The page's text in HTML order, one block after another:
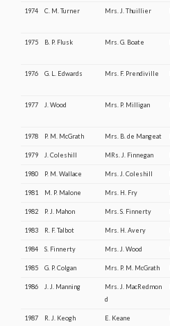
1974 C. M. Turner Mrs. J. Thuillier
1975 B. P. Flusk Mrs. G. Boate
1976 G. L. Edwards Mrs. F. Prendiville
1977 J. Wood Mrs. P. Milligan
1978 P. M. McGrath Mrs. B. de Mangeat
1979 J. Coleshill MRs. J. Finnegan
1980 P. M. Wallace Mrs. J. Coleshill
1981 M. P. Malone Mrs. H. Fry
1982 P. J. Mahon Mrs. S. Finnerty
1983 R. F. Talbot Mrs. H. Avery
1984 S. Finnerty Mrs. J. Wood
1985 G. P. Colgan Mrs. P. M. McGrath
1986 J. J. Manning
Mrs. J. MacRedmon
d
1987 R. J. Keogh E. Keane